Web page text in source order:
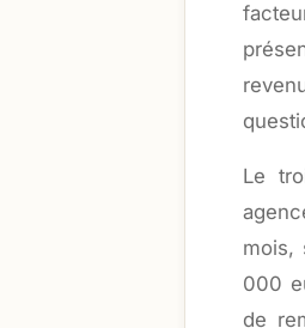
Le
mois,
000
de